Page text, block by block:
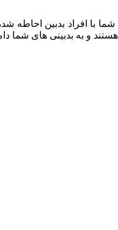
افراد بدبین احاطه